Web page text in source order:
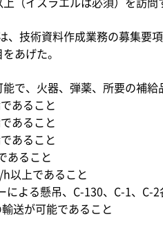
、技術資料作成業務の募集要
あげた。
で、火器、弾薬、所要の補給
あること
あること
あること
あること
以上であること
よる懸吊、C-130、C-1、C-
送が可能であること